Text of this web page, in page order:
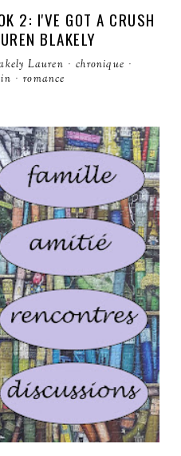
2: I'VE GOT A CRUSH
BLAKELY
Lauren · chronique ·
· romance